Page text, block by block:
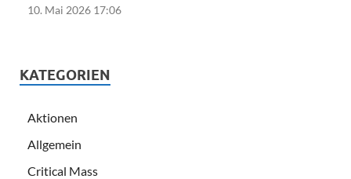
10. Mai 2026 17:06
KATEGORIEN
Aktionen
Allgemein
Critical Mass